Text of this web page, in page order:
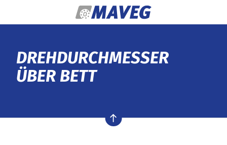
DREHDURCHMESSER
ÜBER BETT
nach oben